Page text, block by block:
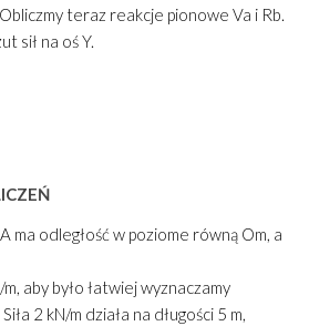
teraz reakcje pionowe Va i Rb.
sił na oś Y.
ma odległość w poziome równą Om, a
aby było łatwiej wyznaczamy
2 kN/m działa na długości 5 m,